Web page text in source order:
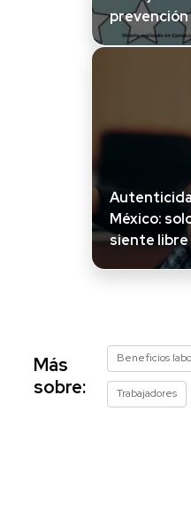
prevención
México:
siente libre
Más
sobre:
Beneficios
Trabajadores